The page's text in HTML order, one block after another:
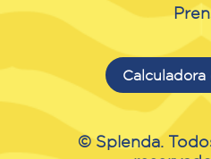
Calculadora
© Splenda.